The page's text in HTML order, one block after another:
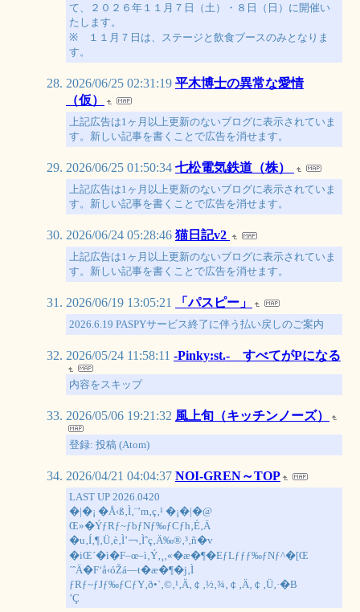
て、２０２６年１１月７日（土）・８日（日）に開催い
たします。
※ １１月７日は、ステージと飲食ブースのみとなりま
す。
2026/06/25 02:31:19 平木博士の異常な愛情
（仮）
上記広告は1ヶ月以上更新のないブログに表示されていま
す。新しい記事を書くことで広告を消せます。
2026/06/25 01:50:34 七松電気鉄道（株）
上記広告は1ヶ月以上更新のないブログに表示されていま
す。新しい記事を書くことで広告を消せます。
2026/06/24 05:28:46 猫日記v2
上記広告は1ヶ月以上更新のないブログに表示されていま
す。新しい記事を書くことで広告を消せます。
2026/06/19 13:05:21 「パスピー」
2026.6.19 PASPYサービス終了に伴う払い戻しのご案内
2026/05/24 11:58:11 -Pinky:st.- すべてがPになる
内容をスキップ
2026/05/06 19:21:32 風上旬（キッチンノーズ）
登録: 投稿 (Atom)
2026/04/21 04:04:37 NOI-GREN～TOP
LAST UP 2026.0420
�|�¡ �Å‹ß‚Ì‚¨’m‚ç‚¹ �¡�|�@
Œ»�ÝƒRƒ~ƒbƒNƒ‰ƒCƒh‚É‚Ä
�u‚Í‚¶‚Ü‚è‚Ì’￢‚Ìˆç‚Ä‰®‚³‚ñ�v
�iŒ´�ì�F–œ–ì‚Ý‚¸‚«�æ�¶�EƒLƒƒƒ‰ƒNƒ^�[Œ
´ˆÄ�F‘å‹óŽá—t�æ�¶�j‚Ì
ƒRƒ~ƒJƒ‰ƒCƒY‚ð•`‚©‚¹‚Ä‚￠‚½‚¾‚￠‚Ä‚￠‚Ü‚·�B
’Ç